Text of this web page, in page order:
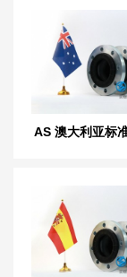
AS 澳大利亚标